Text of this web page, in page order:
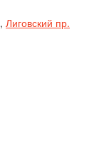
, Лиговский пр.